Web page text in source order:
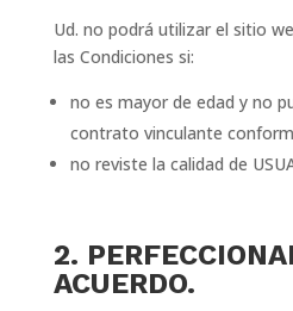
Ud. no podrá utilizar el sitio
las Condiciones si:
no es mayor de edad y no
contrato vinculante
no reviste la calidad de
2.
ACUERDO.